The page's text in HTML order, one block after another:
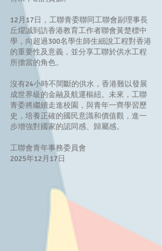
12月17日，工聯青委聯同工聯會副理事長
丘燿誠到訪香港教育工作者聯會黃楚標中
學，向超過300名學生師生細說工程對香港
的重要性及意義，並分享工聯於供水工程
所擔當的角色。
沒有24小時不間斷的供水，香港難以發展
成世界級的金融及航運樞紐。未來，工聯
青委將繼續走進校園，與青年一齊學習歷
史，培養正確的國民意識和價值觀，進一
步增強對國家的認同感、歸屬感。
工聯會青年事務委員會
2025年12月17日